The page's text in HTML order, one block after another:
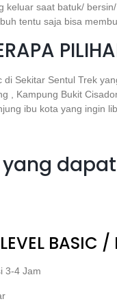
keluar saat batuk/
tentu saja bisa
di Sekitar Sentul Trek
, Kampung Bukit
ibu kota yang ingin
BASIC /
3-4 Jam